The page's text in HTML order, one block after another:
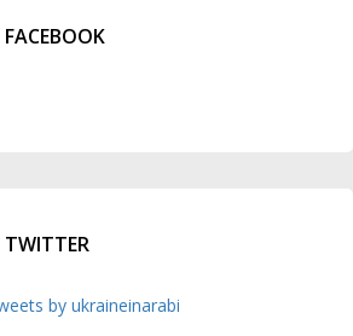
by ukraineinarabi